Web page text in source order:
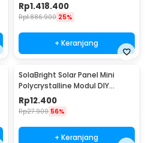
Rp1.418.400
Rp1.886.900 25%
+ Keranjang
SolaBright Solar Panel Mini
Polycrystalline Modul DIY
Powerbank 9V 2W - SN9
Rp12.400
Rp27.900 56%
+ Keranjang